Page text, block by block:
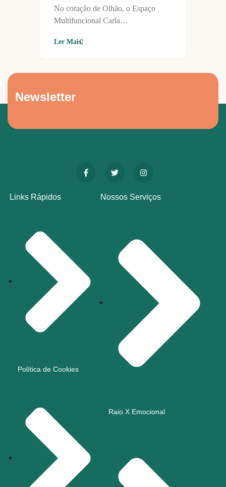
No coração de Olhão, o Espaço
Multifuncional Carla…
Ler Mais
Newsletter
Links Rápidos
Política de Cookies
Nossos Serviços
Raio X Emocional